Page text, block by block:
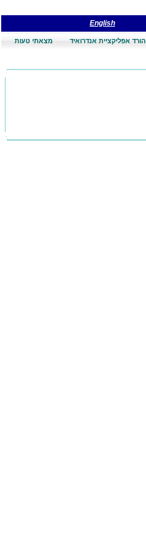
English
הורד אפליקציית אנדרואיד מצאתי טעות